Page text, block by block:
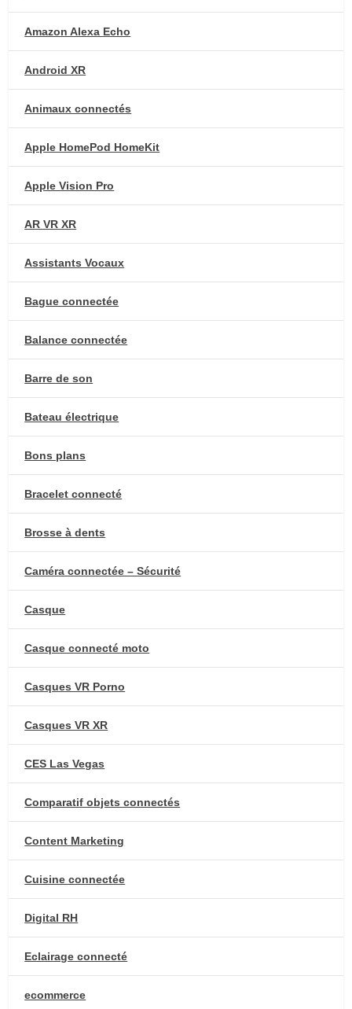
Amazon Alexa Echo
Android XR
Animaux connectés
Apple HomePod HomeKit
Apple Vision Pro
AR VR XR
Assistants Vocaux
Bague connectée
Balance connectée
Barre de son
Bateau électrique
Bons plans
Bracelet connecté
Brosse à dents
Caméra connectée – Sécurité
Casque
Casque connecté moto
Casques VR Porno
Casques VR XR
CES Las Vegas
Comparatif objets connectés
Content Marketing
Cuisine connectée
Digital RH
Eclairage connecté
ecommerce